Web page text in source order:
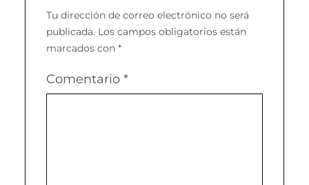
Tu dirección de correo electrónico no será
publicada. Los campos obligatorios están
marcados con *
Comentario *